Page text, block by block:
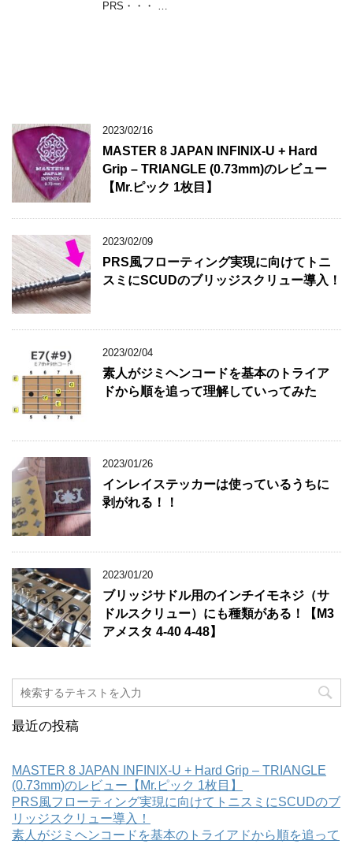
PRS・・・ …
2023/02/16
MASTER 8 JAPAN INFINIX-U + Hard
Grip – TRIANGLE (0.73mm)のレビュー
【Mr.ピック 1枚目】
2023/02/09
PRS風フローティング実現に向けてトニ
スミにSCUDのブリッジスクリュー導入！
2023/02/04
素人がジミヘンコードを基本のトライア
ドから順を追って理解していってみた
2023/01/26
インレイステッカーは使っているうちに
剥がれる！！
2023/01/20
ブリッジサドル用のインチイモネジ（サ
ドルスクリュー）にも種類がある！【M3
アメスタ 4-40 4-48】
最近の投稿
MASTER 8 JAPAN INFINIX-U + Hard Grip – TRIANGLE
(0.73mm)のレビュー【Mr.ピック 1枚目】
PRS風フローティング実現に向けてトニスミにSCUDのブ
リッジスクリュー導入！
素人がジミヘンコードを基本のトライアドから順を追って